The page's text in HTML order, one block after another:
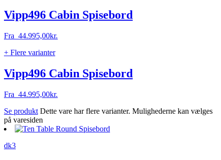
Vipp496 Cabin Spisebord
Fra 44.995,00kr.
+ Flere varianter
Vipp496 Cabin Spisebord
Fra 44.995,00kr.
Se produkt Dette vare har flere varianter. Mulighederne kan vælges
på varesiden
dk3